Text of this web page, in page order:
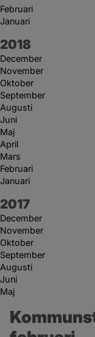
Februari
Januari
År:
2018
December
November
Oktober
September
Augusti
Juni
Maj
April
Mars
Februari
Januari
År:
2017
December
November
Oktober
September
Augusti
Juni
Maj